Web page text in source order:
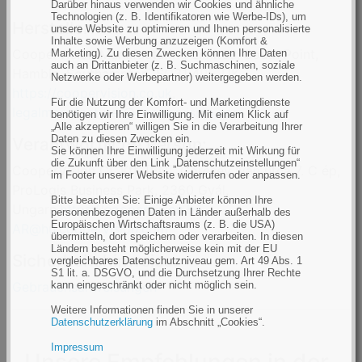
Darüber hinaus verwenden wir Cookies und ähnliche
Technologien (z. B. Identifikatoren wie Werbe-IDs), um
unsere Website zu optimieren und Ihnen personalisierte
Inhalte sowie Werbung anzuzeigen (Komfort &
Marketing). Zu diesen Zwecken können Ihre Daten
auch an Drittanbieter (z. B. Suchmaschinen, soziale
Netzwerke oder Werbepartner) weitergegeben werden.
Für die Nutzung der Komfort- und Marketingdienste
benötigen wir Ihre Einwilligung. Mit einem Klick auf
„Alle akzeptieren“ willigen Sie in die Verarbeitung Ihrer
Daten zu diesen Zwecken ein.
Sie können Ihre Einwilligung jederzeit mit Wirkung für
die Zukunft über den Link „Datenschutzeinstellungen“
im Footer unserer Website widerrufen oder anpassen.
Bitte beachten Sie: Einige Anbieter können Ihre
personenbezogenen Daten in Länder außerhalb des
Europäischen Wirtschaftsraums (z. B. die USA)
übermitteln, dort speichern oder verarbeiten. In diesen
Ländern besteht möglicherweise kein mit der EU
vergleichbares Datenschutzniveau gem. Art 49 Abs. 1
S1 lit. a. DSGVO, und die Durchsetzung Ihrer Rechte
kann eingeschränkt oder nicht möglich sein.
Weitere Informationen finden Sie in unserer
Datenschutzerklärung im Abschnitt „Cookies“.
Impressum
Hersteller:
CooperVision Manufacturing Limited, South Point,
Hamble, Southampton, SO31 4RF, UK,
legalmanufacturer@coopervision.com
Verantwortliche Person:
CooperVision CL Kft. [EN], Gorcsev Iván utca 7. C ép,
Ungarn,https://coopervision.hu,
AR@hu.coopervision.com
Sicherheitshinweise:
Gebrauchsanweisungen